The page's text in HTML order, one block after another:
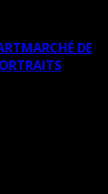
MARCHÉ DE